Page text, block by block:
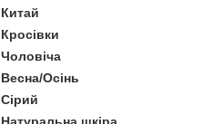
Китай
Кросівки
Чоловіча
Весна/Осінь
Сірий